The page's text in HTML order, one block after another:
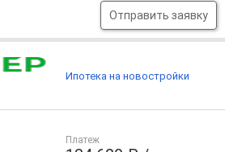
Отправить заявку
Платеж
Ипотека на новостройки